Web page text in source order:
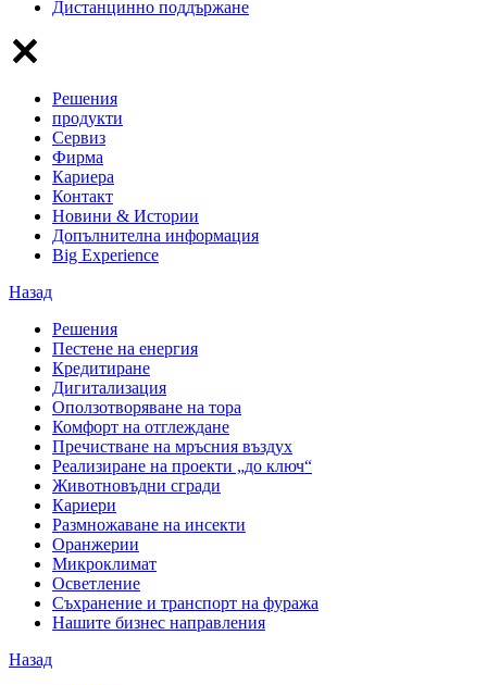
Дистанцинно поддържане
Решения
продукти
Сервиз
Фирма
Кариера
Контакт
Новини & Истории
Допълнителна информация
Big Experience
Назад
Решения
Пестене на енергия
Кредитиране
Дигитализация
Оползотворяване на тора
Комфорт на отглеждане
Пречистване на мръсния въздух
Реализиране на проекти „до ключ“
Животновъдни сгради
Кариери
Размножаване на инсекти
Оранжерии
Микроклимат
Осветление
Съхранение и транспорт на фуража
Нашите бизнес направления
Назад